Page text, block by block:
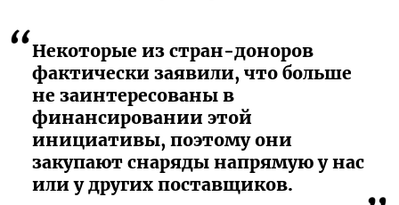
Некоторые из стран-доноров
фактически заявили, что больше
не заинтересованы в
финансировании этой
инициативы, поэтому они
закупают снаряды напрямую у нас
или у других поставщиков.